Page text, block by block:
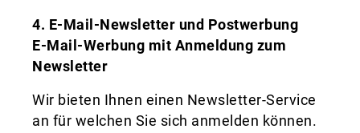
4. E-Mail-Newsletter und Postwerbung
E-Mail-Werbung mit Anmeldung zum
Newsletter
Wir bieten Ihnen einen Newsletter-Service
an für welchen Sie sich anmelden können.